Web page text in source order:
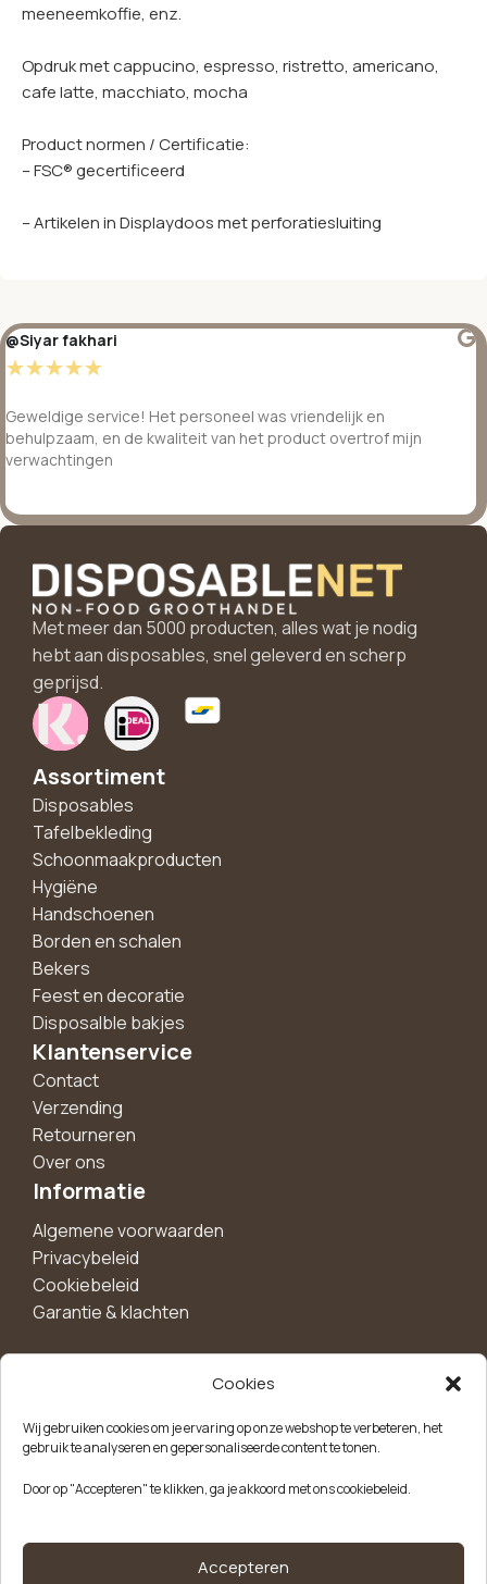
Cookies
Wij gebruiken cookies om je ervaring op onze webshop te verbeteren, het
gebruik te analyseren en gepersonaliseerde content te tonen.
Door op "Accepteren" te klikken, ga je akkoord met ons cookiebeleid.
Accepteren
meeneemkoffie, enz.
Opdruk met cappucino, espresso, ristretto, americano,
cafe latte, macchiato, mocha
Product normen / Certificatie:
– FSC® gecertificeerd
– Artikelen in Displaydoos met perforatiesluiting
@Siyar fakhari
☆☆☆☆☆
Geweldige service! Het personeel was vriendelijk en
behulpzaam, en de kwaliteit van het product overtrof mijn
verwachtingen
Met meer dan 5000 producten, alles wat je nodig
hebt aan disposables, snel geleverd en scherp
geprijsd.
Assortiment
Disposables
Tafelbekleding
Schoonmaakproducten
Hygiëne
Handschoenen
Borden en schalen
Bekers
Feest en decoratie
Disposalble bakjes
Klantenservice
Contact
Verzending
Retourneren
Over ons
Informatie
Algemene voorwaarden
Privacybeleid
Cookiebeleid
Garantie & klachten
korting!
aanbiedingen, nieuwe producten en handige tips.